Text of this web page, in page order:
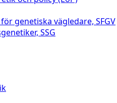
genetiska vägledare, SFGV
SSG